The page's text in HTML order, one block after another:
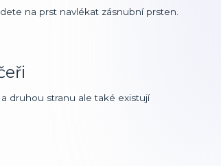
na prst navlékat zásnubní prsten.
druhou stranu ale také existují